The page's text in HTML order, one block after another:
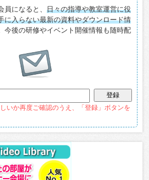
員になると、日々の指導や教室運営に役
に入らない最新の資料やダウンロード情
今後の研修やイベント開催情報も随時配
いか再度ご確認のうえ、「登録」ボタンを